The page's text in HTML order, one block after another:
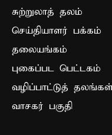
சுற்றுலாத் தலம்
செய்தியாளர் பக்கம்
தலையங்கம்
புகைப்பட பெட்டகம்
வழிப்பாட்டுத்
வாசகர் பகுதி